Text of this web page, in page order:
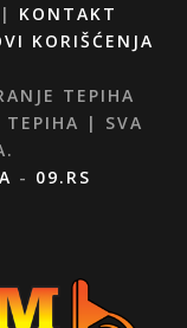
| KONTAKT
KORIŠĆENJA
TEPIHA
TEPIHA | SVA
- 09.RS